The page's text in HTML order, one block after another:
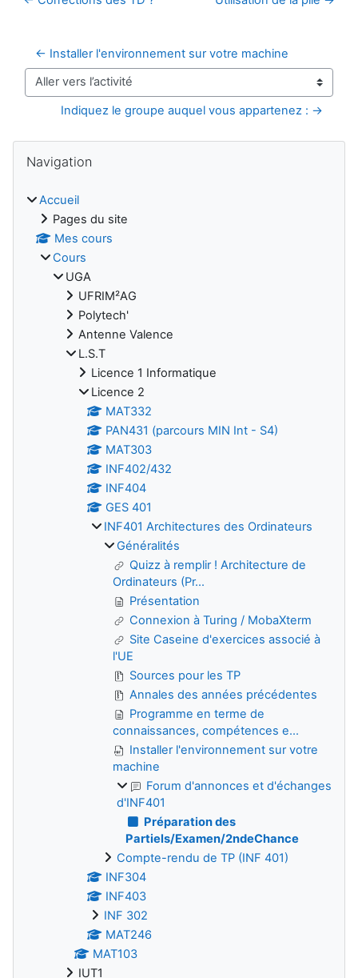
← Installer l'environnement sur votre machine
Aller vers l’activité
Indiquez le groupe auquel vous appartenez : →
Blocs
Navigation
Accueil
Pages du site
Mes cours
Cours
UGA
UFRIM²AG
Polytech'
Antenne Valence
L.S.T
Licence 1 Informatique
Licence 2
MAT332
PAN431 (parcours MIN Int - S4)
MAT303
INF402/432
INF404
GES 401
INF401 Architectures des Ordinateurs
Généralités
Quizz à remplir ! Architecture de
Ordinateurs (Pr...
Présentation
Connexion à Turing / MobaXterm
Site Caseine d'exercices associé à
l'UE
Sources pour les TP
Annales des années précédentes
Programme en terme de
connaissances, compétences e...
Installer l'environnement sur votre
machine
Forum d'annonces et d'échanges
d'INF401
Préparation des
Partiels/Examen/2ndeChance
Compte-rendu de TP (INF 401)
INF304
INF403
INF 302
MAT246
MAT103
IUT1